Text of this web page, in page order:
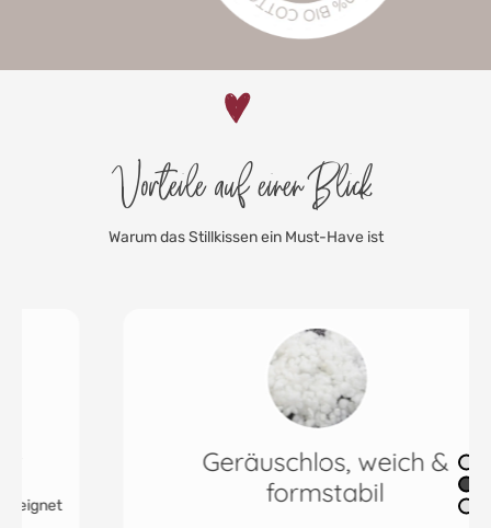
Vorteile auf einen Blick
Warum das Stillkissen ein Must-Have ist
Geräuschlos, weich &
formstabil